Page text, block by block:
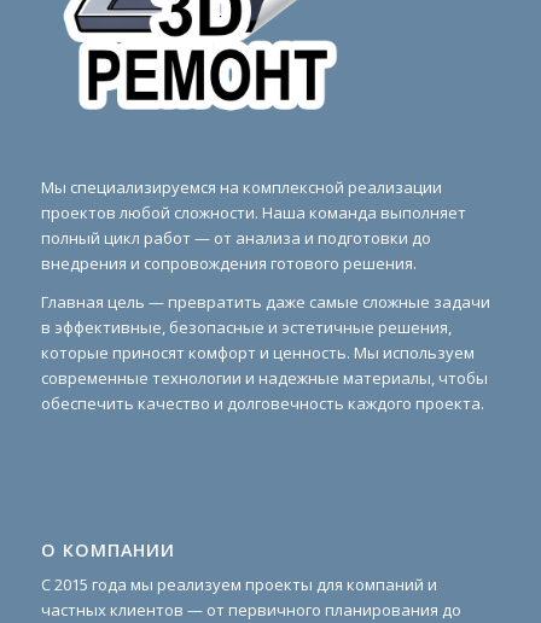
Мы специализируемся на комплексной реализации
проектов любой сложности. Наша команда выполняет
полный цикл работ — от анализа и подготовки до
внедрения и сопровождения готового решения.
Главная цель — превратить даже самые сложные задачи
в эффективные, безопасные и эстетичные решения,
которые приносят комфорт и ценность. Мы используем
современные технологии и надежные материалы, чтобы
обеспечить качество и долговечность каждого проекта.
О КОМПАНИИ
С 2015 года мы реализуем проекты для компаний и
частных клиентов — от первичного планирования до